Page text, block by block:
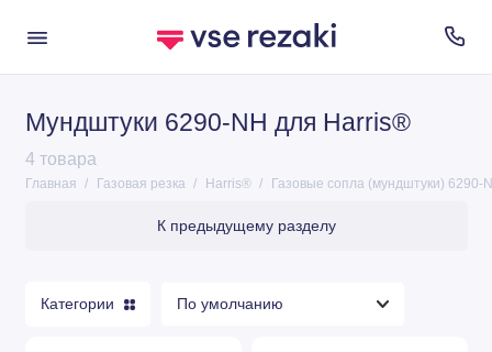
Мундштуки 6290-NH для Harris®
4 товара
Главная Газовая резка Harris® Газовые сопла (мундштуки) 6290-
К предыдущему разделу
ESAB®
TANAKA®
Koike®
Категории